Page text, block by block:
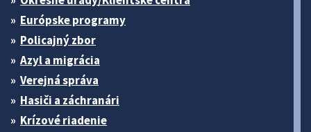
Európske programy
Policajný zbor
Azyl a migrácia
Verejná správa
Hasiči a záchranári
Krízové riadenie